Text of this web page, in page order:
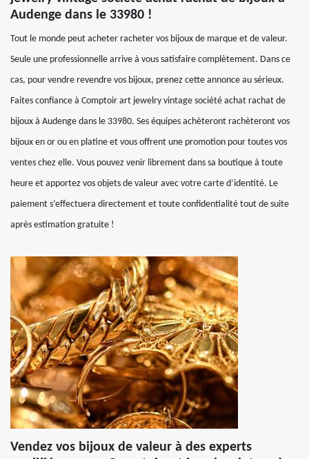
Audenge dans le 33980 !
Tout le monde peut acheter racheter vos bijoux de marque et de valeur.
Seule une professionnelle arrive à vous satisfaire complètement. Dans ce
cas, pour vendre revendre vos bijoux, prenez cette annonce au sérieux.
Faites confiance à Comptoir art jewelry vintage société achat rachat de
bijoux à Audenge dans le 33980. Ses équipes achèteront rachèteront vos
bijoux en or ou en platine et vous offrent une promotion pour toutes vos
ventes chez elle. Vous pouvez venir librement dans sa boutique à toute
heure et apportez vos objets de valeur avec votre carte d’identité. Le
paiement s’effectuera directement et toute confidentialité tout de suite
après estimation gratuite !
Vendez vos bijoux de valeur à des experts